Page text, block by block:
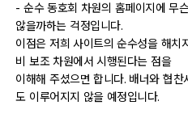
출사 소식
출사 포인트
출사 여행기
- 순수 동호회 차원의 홈페이지에 무
않을까하는 걱정입니다.
이점은 저희 사이트의 순수성을 해치
비 보조 차원에서 시행된다는 점을
이해해 주셨으면 합니다. 배너와 협
도 이루어지지 않을 예정입니다.